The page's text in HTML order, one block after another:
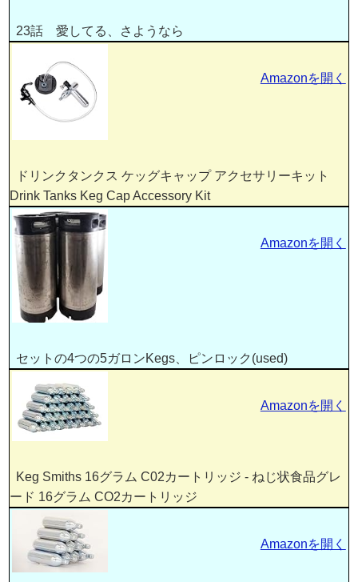
23話 愛してる、さようなら
ドリンクタンクス ケッグキャップ アクセサリーキット
Drink Tanks Keg Cap Accessory Kit
Amazonを開く
セットの4つの5ガロンKegs、ピンロック(used)
Amazonを開く
Keg Smiths 16グラム C02カートリッジ - ねじ状食品グレ
ード 16グラム CO2カートリッジ
Amazonを開く
Amazonを開く